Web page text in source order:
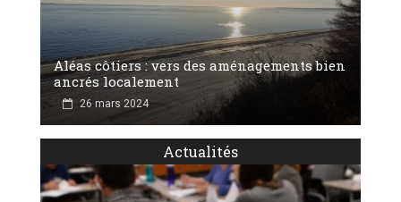
Aléas côtiers : vers des aménagements bien
ancrés localement
26 mars 2024
Actualités